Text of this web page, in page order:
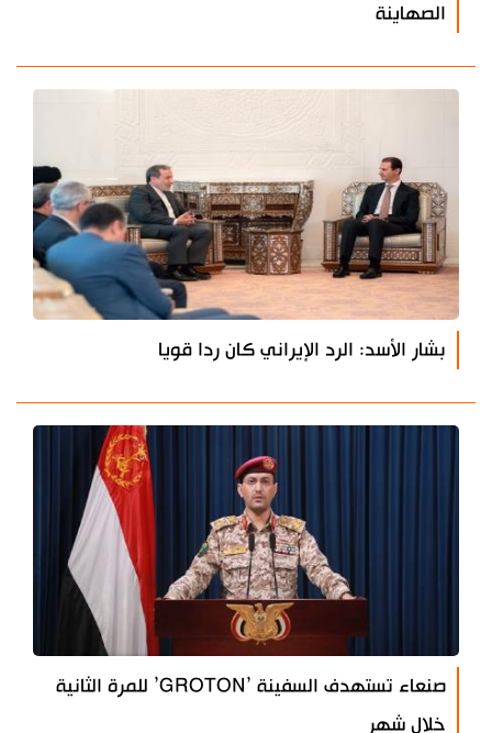
الصهاينة
بشار الأسد: الرد الإيراني كان ردا قويا
صنعاء تستهدف السفينة ’GROTON’ للمرة الثانية
خلال شهر